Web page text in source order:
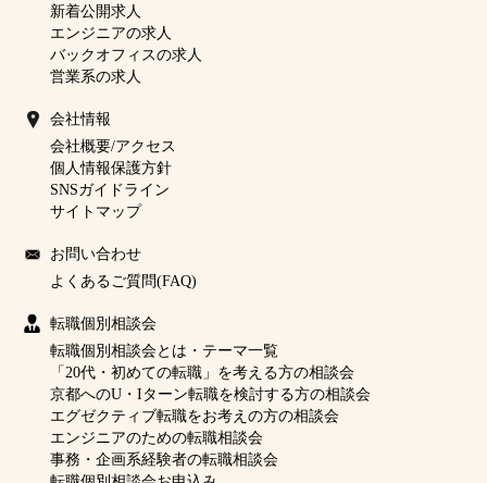
新着公開求人
エンジニアの求人
バックオフィスの求人
営業系の求人
会社情報
会社概要/アクセス
個人情報保護方針
SNSガイドライン
サイトマップ
お問い合わせ
よくあるご質問(FAQ)
転職個別相談会
転職個別相談会とは・テーマ一覧
「20代・初めての転職」を考える方の相談会
京都へのU・Iターン転職を検討する方の相談会
エグゼクティブ転職をお考えの方の相談会
エンジニアのための転職相談会
事務・企画系経験者の転職相談会